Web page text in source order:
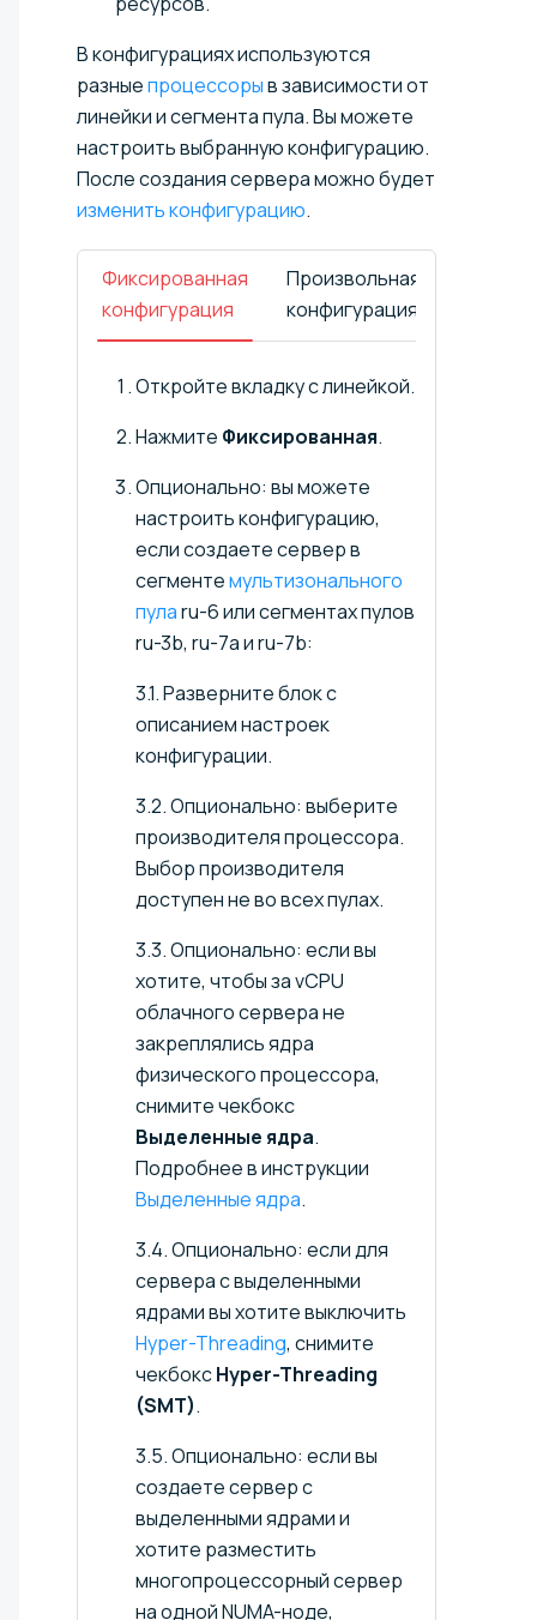
В конфигурациях используются
разныепроцессорыв зависимости от
линейки и сегмента пула. Вы можете
настроить выбранную конфигурацию.
После создания сервера можно будет
изменить конфигурацию.
Фиксированная
конфигурация
Произвольная
конфигурация
Откройте вкладку с линейкой.
Нажмите Фиксированная.
Опционально: вы можете
настроить конфигурацию,
если создаете сервер в
сегментемультизонального
пулаru-6 или сегментах пулов
ru-3b, ru-7a и ru-7b:
3.1. Разверните блок с
описанием настроек
конфигурации.
3.2. Опционально: выберите
производителя процессора.
Выбор производителя
доступен не во всех пулах.
3.3. Опционально: если вы
хотите, чтобы за vCPU
облачного сервера не
закреплялись ядра
физического процессора,
снимите чекбокс
Выделенные ядра.
Подробнее в инструкции
Выделенные ядра.
3.4. Опционально: если для
сервера с выделенными
ядрами вы хотите выключить
Hyper-Threading, снимите
чекбоксHyper-Threading
(SMT).
3.5. Опционально: если вы
создаете сервер с
выделенными ядрами и
хотите разместить
многопроцессорный сервер
на одной NUMA-ноде,